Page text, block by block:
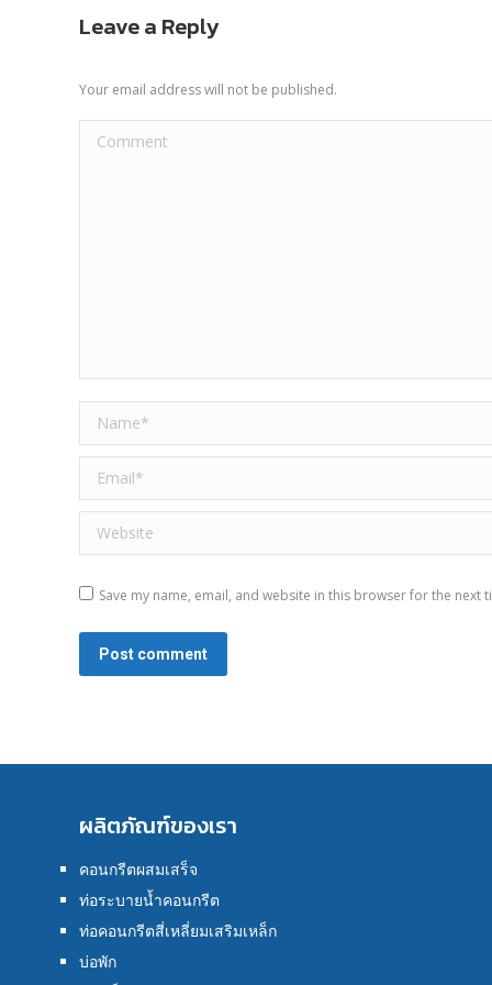
Leave a Reply
Your email address will not be published.
Comment
Name *
Email *
Website
Save my name, email, and website in this browser for the next
Post comment
ผลิตภัณฑ์ของเรา
คอนกรีตผสมเสร็จ
ท่อระบายน้ำคอนกรีต
ท่อคอนกรีตสี่เหลี่ยมเสริมเหล็ก
บ่อพัก